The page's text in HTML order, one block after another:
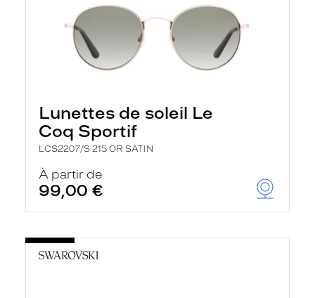
Lunettes de soleil Le
Coq Sportif
LCS2207/S 215 OR SATIN
À partir de
99,00 €